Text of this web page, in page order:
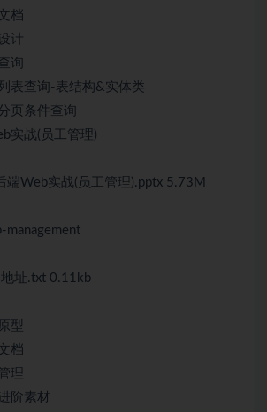
档
计
询
表查询-表结构&实体类
页条件查询
实战(员工管理)
端Web实战(员工管理).pptx 5.73M
址.txt 0.11kb
型
档
理
阶素材